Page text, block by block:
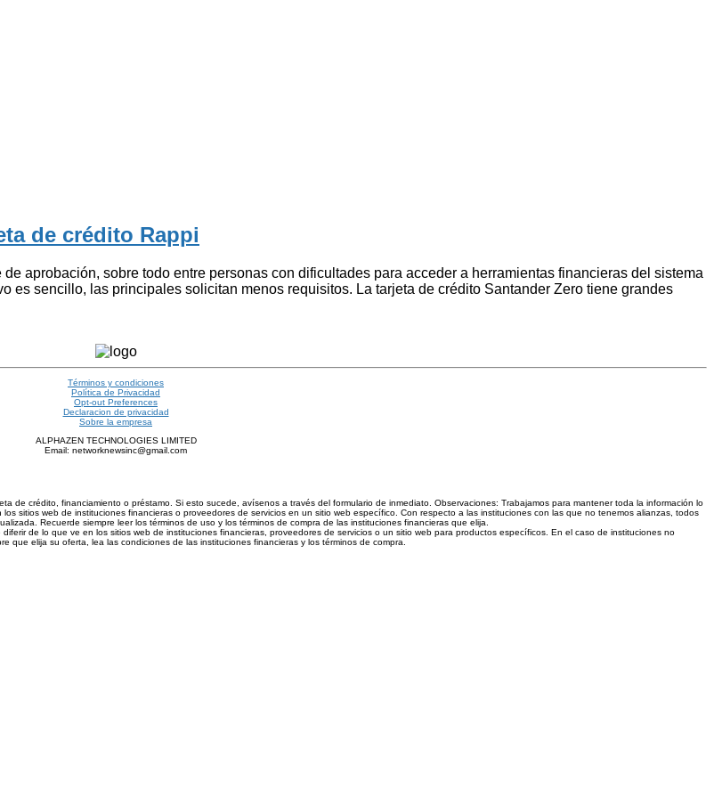
de crédito Rappi
aprobación, sobre todo entre personas con dificultades para acceder a herramientas financieras del sistema
es sencillo, las principales solicitan menos requisitos. La tarjeta de crédito Santander Zero tiene grandes
Términos y condiciones
Política de Privacidad
Opt-out Preferences
Declaracion de privacidad
Sobre la empresa
ALPHAZEN TECHNOLOGIES LIMITED
Email: networknewsinc@gmail.com
de crédito, financiamiento o préstamo. Si esto sucede, avísenos a través del formulario de inmediato. Observaciones: Trabajamos para mantener toda la información lo
sitios web de instituciones financieras o proveedores de servicios en un sitio web específico. Con respecto a las instituciones con las que no tenemos alianzas, todos
Recuerde siempre leer los términos de uso y los términos de compra de las instituciones financieras que elija.
de lo que ve en los sitios web de instituciones financieras, proveedores de servicios o un sitio web para productos específicos. En el caso de instituciones no
elija su oferta, lea las condiciones de las instituciones financieras y los términos de compra.